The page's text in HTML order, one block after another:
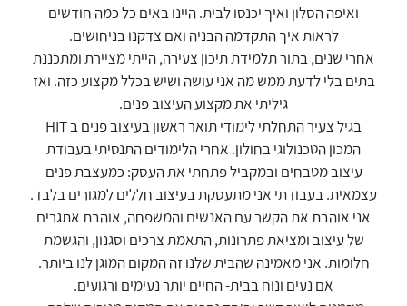
ואיפה הסלון ואיך יכנסו לבית. היינו באים כל כמה חודשים
לראות איך התקדמה הבניה ואם צדקנו בניחושים.
אחרי שנים, בתור תלמידת תיכון צעירה, הייתי מציירת ומתכננת
בתים בלי לדעת ממש מה אני עושה ושיש בכלל מקצוע כזה. ואז
גיליתי את מקצוע העיצוב פנים.
בגיל צעיר התחלתי לימודי תואר ראשון בעיצוב פנים ב HIT
המכון הטכנולוגי בחולון. אחרי הלימודים התנסיתי בעבודת
עיצוב מטבחים ובמקביל פתחתי את העסק: כמעצבת פנים
עצמאית. בעבודתי אני מתעסקת בעיצוב חללים למגורים בלבד.
אני אוהבת את הקשר עם האנשים והמשפחה, אוהבת אתגרים
של עיצוב ומציאת פתרונות, התאמת צרכים וסגנון, והגשמת
חלומות. אני מאמינה שהבית שלנו זה המקום המוגן לנו ביותר.
אם נעים ונוח בבית- החיים יותר נעימים ורגועים.